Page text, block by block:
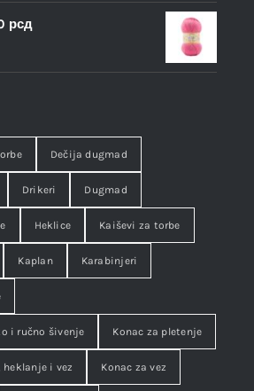
рсд
Dečija dugmad
Drikeri Dugmad
Heklice Kaiševi za torbe
Kaplan Karabinjeri
i ručno šivenje Konac za pletenje
heklanje i vez Konac za vez